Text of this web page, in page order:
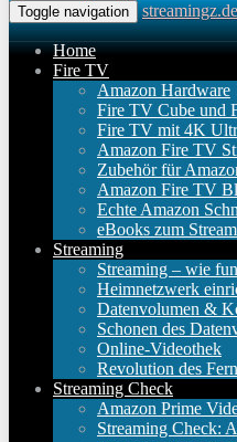
Toggle navigation streamingz.de
Home
Fire TV
Amazon Hardware
Fire TV Cube und
Fire TV mit 4K
Amazon Fire TV
Zubehör für
Amazon Fire TV
Echte Amazon
eBooks zum
Streaming
Streaming – wie
Heimnetzwerk
Datenvolumen &
Schonen des
Online-Videothek
Revolution des
Streaming Check
Amazon Prime
Streaming Check: